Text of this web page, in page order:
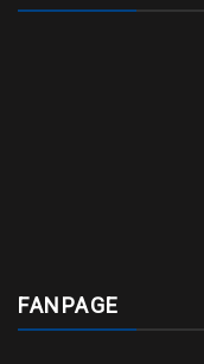
FANPAGE